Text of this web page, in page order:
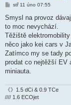
P
í
p
ě
e
k
stř 11 úno 07:55
Smysl na provoz
to moc nevychází.
Těžiště
něco jako kei cars v
Zatímco my se tady
prodat co nejtěžší EV
miniauta.
《》1.5 dCi & 0.9 TCe
//// 1.6 ECOjet